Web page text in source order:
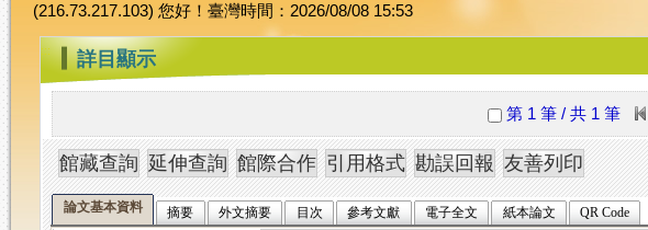
加
值
系
統
(216.73.217.103) 您好！臺灣時間：2026/08/08 15:53
::: 詳目顯示
第 1 筆 / 共 1 筆
論文基本資料 摘要 外文摘要 目次 參考文獻 電子全文 紙本論文 QR Code